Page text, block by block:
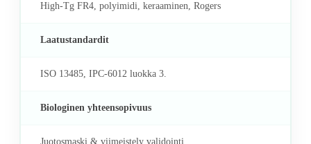
High-Tg FR4, polyimidi, keraaminen, Rogers
Laatustandardit
ISO 13485, IPC-6012 luokka 3.
Biologinen yhteensopivuus
Juotosmaski & viimeistely validointi